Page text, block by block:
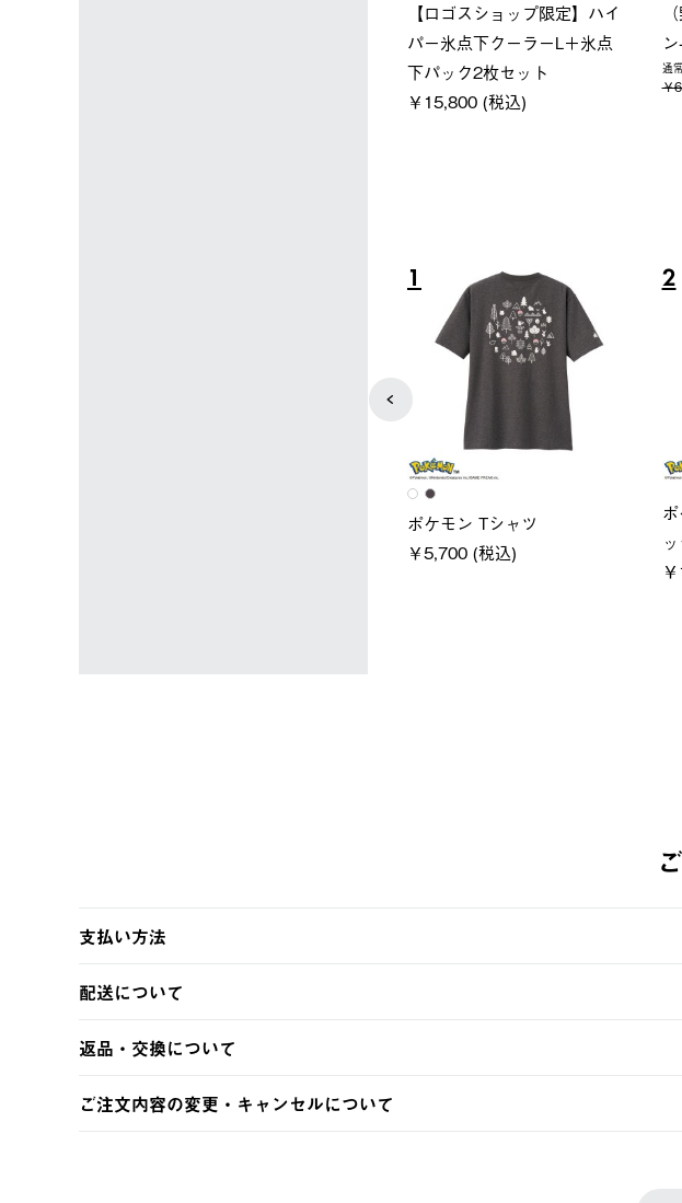
グランベーシック スペースベ
ース・オクタゴン-BJ
￥209,000 (税込)
ト
5
レディース
ノーメイクフーディ
￥5,940 (税込)
6
支払い方法
・クレジットカード決済
・Pay-easy決済
配送について
ご注文・ご入金完了より2営業日以内に商品を発送いたします。
※予約販売・長期連休期間中のご注文は除く（別途スケジュールをご案内いたします。）
返品・交換について
ご注文内容の変更・キャンセルについて